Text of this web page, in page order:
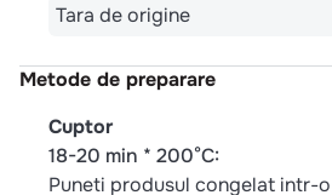
Tara de origine
Metode de preparare
Cuptor
18-20 min * 200°C:
Puneti produsul congelat intr-